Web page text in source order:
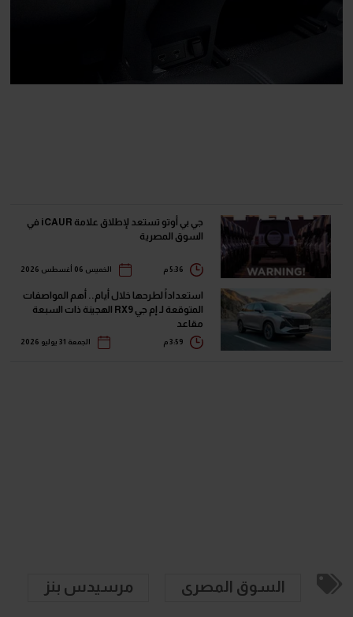
جي بي أوتو تستعد لإطلاق علامة iCAUR في
السوق المصرية
الخميس 06 أغسطس 2026
استعداداً لطرحها خلال أيام.. أهم المواصفات
المتوقعة لـ إم جي RX9 الهجينة ذات السبعة
مقاعد
الجمعة 31 يوليو 2026
السوق المصرى مرسيدس بنز